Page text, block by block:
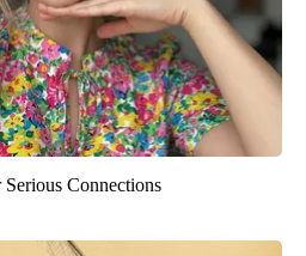
Connections